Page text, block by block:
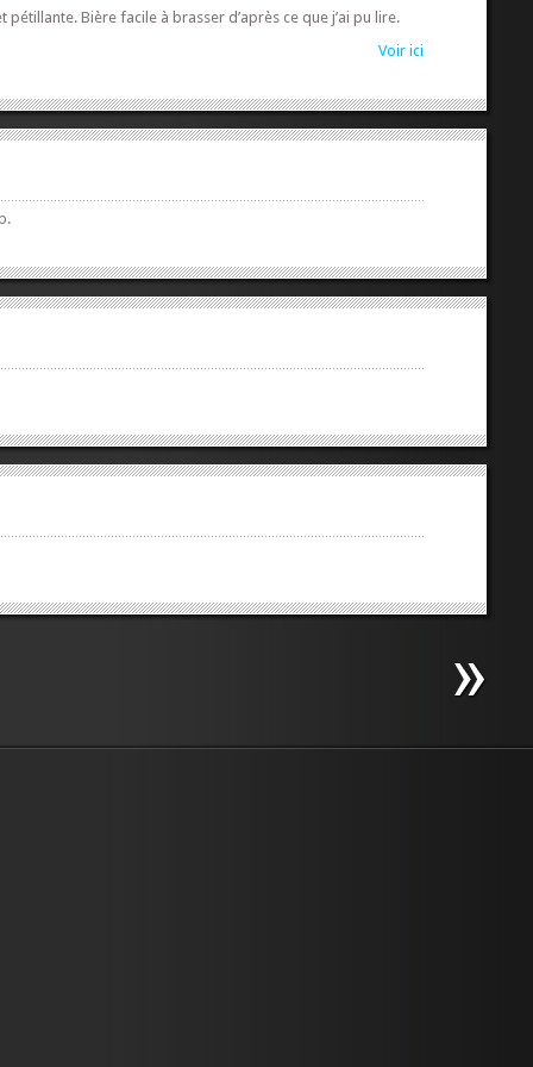
Bière facile à brasser d’après ce que j’ai pu lire.
Voir ici